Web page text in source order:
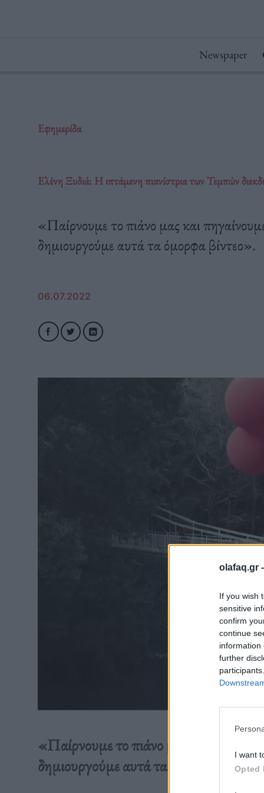
olafaq.gr -
If you wish
sensitive
confirm
continue
information
further
I want
Opted
Newspaper
Εφημερίδα
Ελένη Ξυδιά: Η ιπτάμενη πιανίστρια των Τεμπών
«Παίρνουμε το πιάνο μας και
δημιουργούμε αυτά τα όμορφα βίντεο».
06.07.2022
«Παίρνουμε το πιάνο μας και
δημιουργούμε αυτά τα όμορφα